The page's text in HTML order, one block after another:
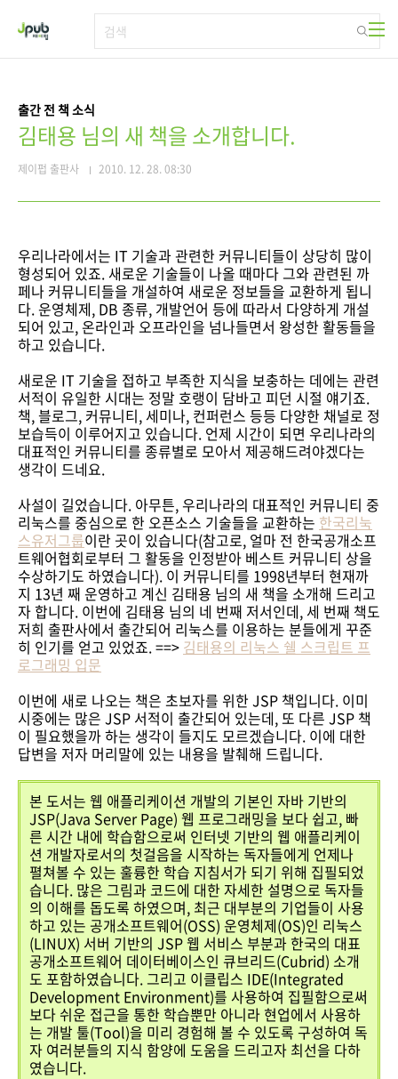
출간 전 책 소식
김태용 님의 새 책을 소개합니다.
제이펍 출판사 2010. 12. 28. 08:30
우리나라에서는 IT 기술과 관련한 커뮤니티들이 상당히 많이
형성되어 있죠. 새로운 기술들이 나올 때마다 그와 관련된 까
페나 커뮤니티들을 개설하여 새로운 정보들을 교환하게 됩니
다. 운영체제, DB 종류, 개발언어 등에 따라서 다양하게 개설
되어 있고, 온라인과 오프라인을 넘나들면서 왕성한 활동들을
하고 있습니다.
새로운 IT 기술을 접하고 부족한 지식을 보충하는 데에는 관련
서적이 유일한 시대는 정말 호랭이 담바고 피던 시절 얘기죠.
책, 블로그, 커뮤니티, 세미나, 컨퍼런스 등등 다양한 채널로 정
보습득이 이루어지고 있습니다. 언제 시간이 되면 우리나라의
대표적인 커뮤니티를 종류별로 모아서 제공해드려야겠다는
생각이 드네요.
사설이 길었습니다. 아무튼, 우리나라의 대표적인 커뮤니티 중
리눅스를 중심으로 한 오픈소스 기술들을 교환하는 한국리눅
스유저그룹이란 곳이 있습니다(참고로, 얼마 전 한국공개소프
트웨어협회로부터 그 활동을 인정받아 베스트 커뮤니티 상을
수상하기도 하였습니다). 이 커뮤니티를 1998년부터 현재까
지 13년 째 운영하고 계신 김태용 님의 새 책을 소개해 드리고
자 합니다. 이번에 김태용 님의 네 번째 저서인데, 세 번째 책도
저희 출판사에서 출간되어 리눅스를 이용하는 분들에게 꾸준
히 인기를 얻고 있었죠. ==> 김태용의 리눅스 쉘 스크립트 프
로그래밍 입문
이번에 새로 나오는 책은 초보자를 위한 JSP 책입니다. 이미
시중에는 많은 JSP 서적이 출간되어 있는데, 또 다른 JSP 책
이 필요했을까 하는 생각이 들지도 모르겠습니다. 이에 대한
답변을 저자 머리말에 있는 내용을 발췌해 드립니다.
본 도서는 웹 애플리케이션 개발의 기본인 자바 기반의
JSP(Java Server Page) 웹 프로그래밍을 보다 쉽고, 빠
른 시간 내에 학습함으로써 인터넷 기반의 웹 애플리케이
션 개발자로서의 첫걸음을 시작하는 독자들에게 언제나
펼쳐볼 수 있는 훌륭한 학습 지침서가 되기 위해 집필되었
습니다. 많은 그림과 코드에 대한 자세한 설명으로 독자들
의 이해를 돕도록 하였으며, 최근 대부분의 기업들이 사용
하고 있는 공개소프트웨어(OSS) 운영체제(OS)인 리눅스
(LINUX) 서버 기반의 JSP 웹 서비스 부분과 한국의 대표
공개소프트웨어 데이터베이스인 큐브리드(Cubrid) 소개
도 포함하였습니다. 그리고 이클립스 IDE(Integrated
Development Environment)를 사용하여 집필함으로써
보다 쉬운 접근을 통한 학습뿐만 아니라 현업에서 사용하
는 개발 툴(Tool)을 미리 경험해 볼 수 있도록 구성하여 독
자 여러분들의 지식 함양에 도움을 드리고자 최선을 다하
였습니다.